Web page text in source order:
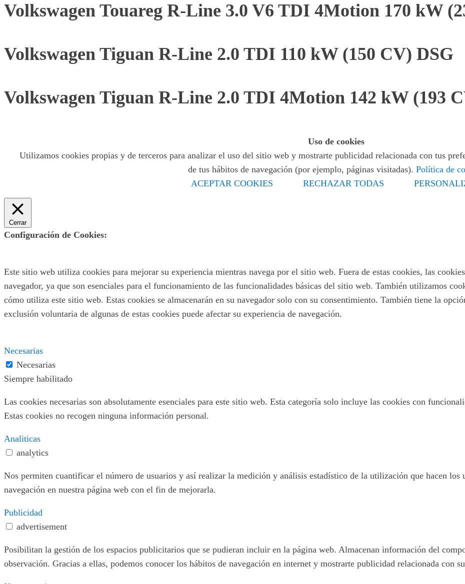
Volkswagen Touareg R-Line 3.0 V6 TDI 4Motion 170 kW
Volkswagen Tiguan R-Line 2.0 TDI 110 kW (150 CV) DSG
Volkswagen Tiguan R-Line 2.0 TDI 4Motion 142 kW (193
Uso de cookies
Utilizamos cookies propias y de terceros para analizar el uso del sitio web y mostrarte publicidad relacionada con tus
de tus hábitos de navegación (por ejemplo, páginas visitadas). Política de
ACEPTAR COOKIES
RECHAZAR TODAS
Cerrar
Configuración de Cookies:
Este sitio web utiliza cookies para mejorar su experiencia mientras navega por el sitio web. Fuera de estas cookies, las
navegador, ya que son esenciales para el funcionamiento de las funcionalidades básicas del sitio web. También utilizamos
cómo utiliza este sitio web. Estas cookies se almacenarán en su navegador solo con su consentimiento. También tiene la
exclusión voluntaria de algunas de estas cookies puede afectar su experiencia de navegación.
Necesarias
Necesarias
Siempre habilitado
Las cookies necesarias son absolutamente esenciales para este sitio web. Esta categoría solo incluye las cookies con
Estas cookies no recogen ninguna información personal.
Analiticas
analytics
Nos permiten cuantificar el número de usuarios y así realizar la medición y análisis estadístico de la utilización que hacen los
navegación en nuestra página web con el fin de mejorarla.
Publicidad
advertisement
Posibilitan la gestión de los espacios publicitarios que se pudieran incluir en la página web. Almacenan información del
observación. Gracias a ellas, podemos conocer los hábitos de navegación en internet y mostrarte publicidad relacionada con